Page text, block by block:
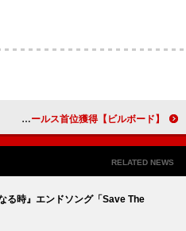
【ビルボード】STU48『好きすぎて泣く』16.9万枚でシングル・セールス首位獲得
RELATED NEWS
る時』エンドソング「Save The